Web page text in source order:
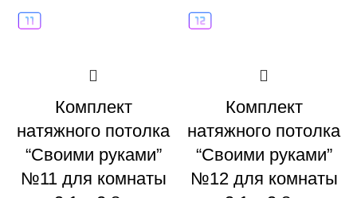
Комплект
натяжного потолка
“Своими руками”
№11 для комнаты
Комплект
натяжного потолка
“Своими руками”
№12 для комнаты